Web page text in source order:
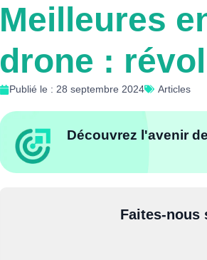
Meilleures
drone :
Publié le : 28 septembre 2024 Articles
Découvrez l'avenir
Faites-nous